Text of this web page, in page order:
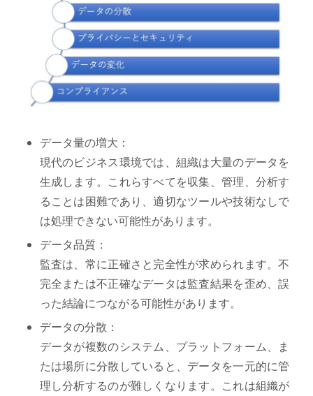
データ量の増大：
現代のビジネス環境では、組織は大量のデータを
生成します。これらすべてを収集、管理、分析す
ることは困難であり、適切なツールや技術なしで
は処理できない可能性があります。
データ品質：
監査は、常に正確さと完全性が求められます。不
完全または不正確なデータは監査結果を歪め、誤
った結論につながる可能性があります。
データの分散：
データが複数のシステム、プラットフォーム、ま
たは場所に分散していると、データを一元的に管
理し分析するのが難しくなります。これは組織が